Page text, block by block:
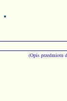
(Opis przedmiotu